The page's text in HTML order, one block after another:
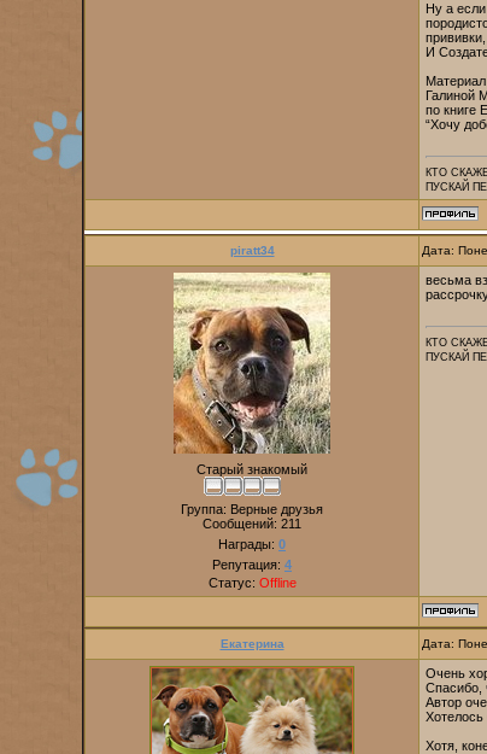
Ну а
И
Материал
Галиной
по
“Хочу
КТО
ПУСКАЙ
piratt34 Дата:
Старый знакомый
Группа: Верные друзья
Сообщений: 211
Награды: 0
Репутация: 4
Статус: Offline
весьма
КТО
ПУСКАЙ
Екатерина Дата:
Очень
Спасибо,
Автор
Хотя,